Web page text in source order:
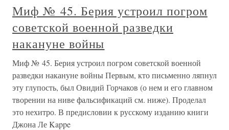
Миф № 45. Берия устроил погром
советской военной разведки
накануне войны
Миф № 45. Берия устроил погром советской военной
разведки накануне войны Первым, кто письменно ляпнул
эту глупость, был Овидий Горчаков (о нем и его главном
творении на ниве фальсификаций см. ниже). Проделал
это нехитро. В предисловии к русскому изданию книги
Джона Ле Kappe